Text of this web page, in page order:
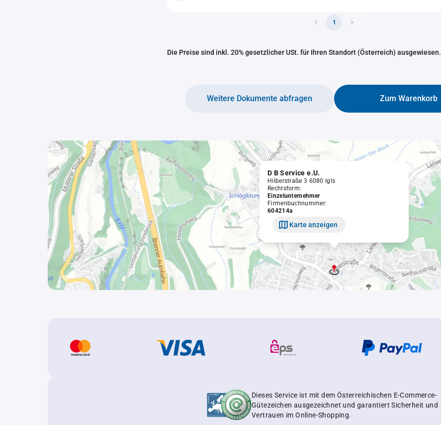
1
Die Preise sind inkl. 20% gesetzlicher USt. für Ihren Standort (Österreich) ausgewiesen.
Zum Warenkorb
Weitere Dokumente abfragen
D B Service e.U.
Hilberstraße 3 6080 Igls
Rechtsform:
Einzelunternehmer
Firmenbuchnummer:
604214a
Karte anzeigen
Dieses Service ist mit dem Österreichischen E-Commerce-
Gütezeichen ausgezeichnet und garantiert Sicherheit und
Vertrauen im Online-Shopping.